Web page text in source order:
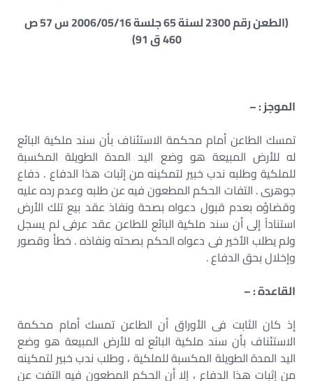
(الطعن رقم 2300 لسنة 65 جلسة 2006/05/16 س 57 ص
460 ق 91)
الموجز : –
تمسك الطاعن أمام محكمة الاستئناف بأن سند ملكية البائع
له للأرض المبيعة هو وضع اليد المدة الطويلة المكسبة
للملكية وطلبه ندب خبير لتمكينه من إثبات هذا الدفاع . دفاع
جوهرى . التفات الحكم المطعون فيه عن طلبه وعدم رده عليه
وقضاؤه بعدم قبول دعواه بصحة ونفاذ عقد بيع تلك الأرض
استناداً إلى أن سند ملكية البائع للطاعن عقد عرفى لم يسجل
ولم يطلب الأخير فى دعواه الحكم بصحته ونفاذه . خطأ وقصور
وإخلال بحق الدفاع .
القاعدة : –
إذ كان الثابت فى الأوراق أن الطاعن تمسك أمام محكمة
الاستئناف بأن سند ملكية البائع له للأرض المبيعة هو وضع
اليد المدة الطويلة المكسبة للملكية ، وطلب ندب خبير لتمكينه
من إثبات هذا الدفاع ، إلا أن الحكم المطعون فيه التفت عن